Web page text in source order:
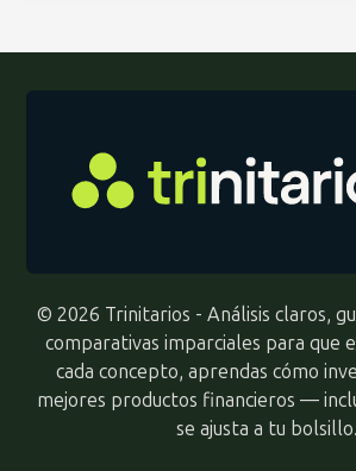
© 2026 Trinitarios - Análisis claros,
comparativas imparciales para que
cada concepto, aprendas cómo
mejores productos financieros —
se ajusta a tu bolsillo.